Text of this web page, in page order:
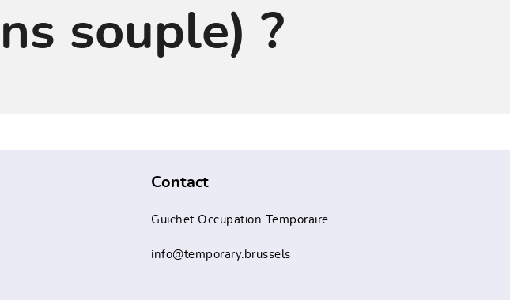
souple) ?
Contact
Guichet Occupation Temporaire
info@temporary.brussels